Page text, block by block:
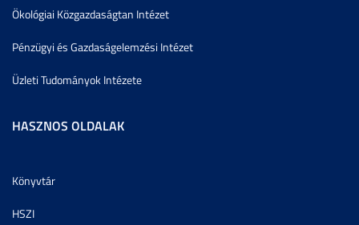
Ökológiai Közgazdaságtan Intézet
Pénzügyi és Gazdaságelemzési Intézet
Üzleti Tudományok Intézete
HASZNOS OLDALAK
Könyvtár
HSZI